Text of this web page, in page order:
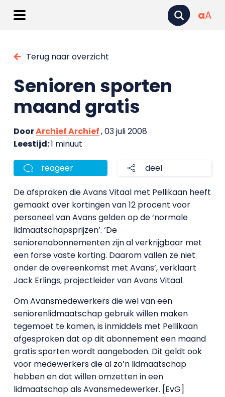
aA
Terug naar overzicht
Senioren sporten
maand gratis
DoorArchief Archief, 03 juli 2008
Leestijd:1 minuut
reageer deel
De afspraken die Avans Vitaal met Pellikaan heeft
gemaakt over kortingen van 12 procent voor
personeel van Avans gelden op de ‘normale
lidmaatschapsprijzen’. ‘De
seniorenabonnementen zijn al verkrijgbaar met
een forse vaste korting. Daarom vallen ze niet
onder de overeenkomst met Avans’, verklaart
Jack Erlings, projectleider van Avans Vitaal.
Om Avansmedewerkers die wel van een
seniorenlidmaatschap gebruik willen maken
tegemoet te komen, is inmiddels met Pellikaan
afgesproken dat op dit abonnement een maand
gratis sporten wordt aangeboden. Dit geldt ook
voor medewerkers die al zo’n lidmaatschap
hebben en dat willen omzetten in een
lidmaatschap als Avansmedewerker. [EvG]